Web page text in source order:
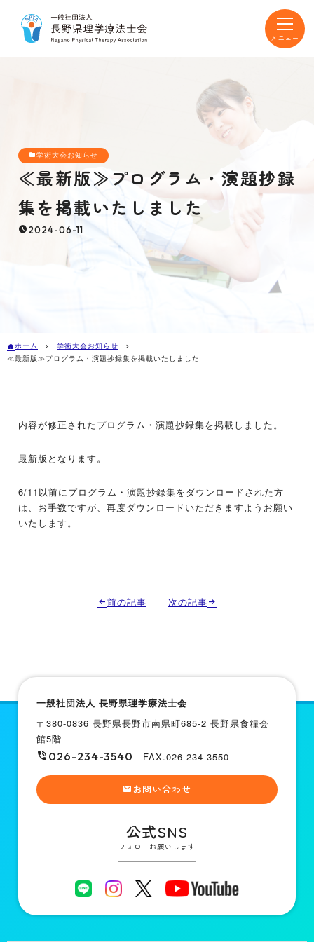
toggle
学術大会お知らせ
≪最新版≫プログラム・演題抄録
集を掲載いたしました
2024-06-11
ホーム
学術大会お知らせ
≪最新版≫プログラム・演題抄録集を掲載いたしました
内容が修正されたプログラム・演題抄録集を掲載しました。
最新版となります。
6/11以前にプログラム・演題抄録集をダウンロードされた方
は、お手数ですが、再度ダウンロードいただきますようお願い
いたします。
前の記事 次の記事
一般社団法人 長野県理学療法士会
〒380-0836 長野県長野市南県町685-2 長野県食糧会
館5階
026-234-3540 FAX.026-234-3550
お問い合わせ
公式SNS
フォローお願いします